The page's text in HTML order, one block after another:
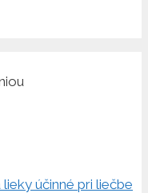
účinné pri liečbe